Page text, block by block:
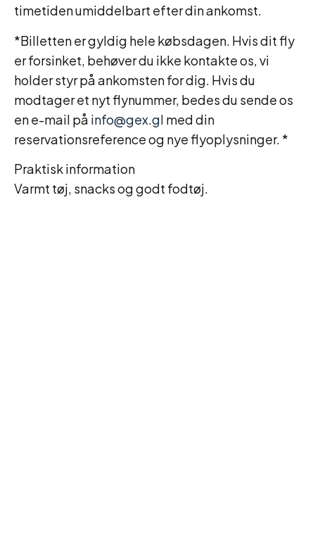
timetiden umiddelbart efter din ankomst.
*Billetten er gyldig hele købsdagen. Hvis dit fly
er forsinket, behøver du ikke kontakte os, vi
holder styr på ankomsten for dig. Hvis du
modtager et nyt flynummer, bedes du sende os
en e-mail på info@gex.gl med din
reservationsreference og nye flyoplysninger. *
Praktisk information
Varmt tøj, snacks og godt fodtøj.